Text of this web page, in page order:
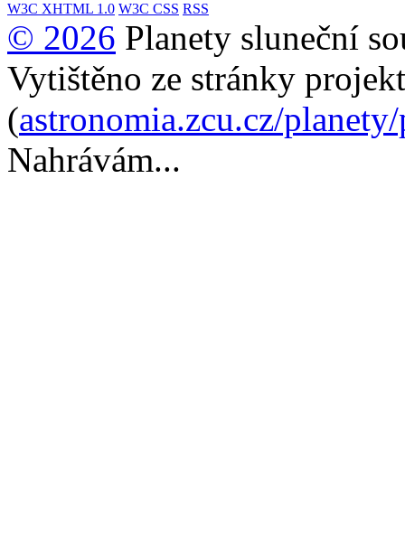
W3C XHTML 1.0 W3C CSS RSS
© 2026 Planety sluneční
Vytištěno ze stránky
(astronomia.zcu.cz/
Nahrávám...